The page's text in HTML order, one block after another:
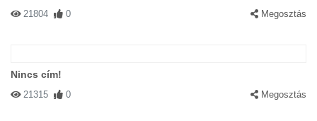
21804 0 Megosztás
Nincs cím!
21315 0 Megosztás